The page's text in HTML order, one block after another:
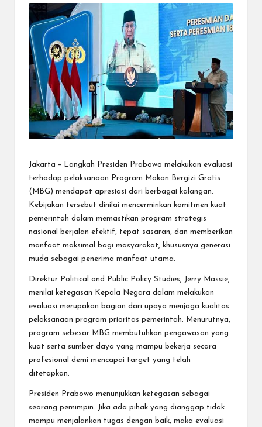
Jakarta – Langkah Presiden Prabowo melakukan evaluasi
terhadap pelaksanaan Program Makan Bergizi Gratis
(MBG) mendapat apresiasi dari berbagai kalangan.
Kebijakan tersebut dinilai mencerminkan komitmen kuat
pemerintah dalam memastikan program strategis
nasional berjalan efektif, tepat sasaran, dan memberikan
manfaat maksimal bagi masyarakat, khususnya generasi
muda sebagai penerima manfaat utama.
Direktur Political and Public Policy Studies, Jerry Massie,
menilai ketegasan Kepala Negara dalam melakukan
evaluasi merupakan bagian dari upaya menjaga kualitas
pelaksanaan program prioritas pemerintah. Menurutnya,
program sebesar MBG membutuhkan pengawasan yang
kuat serta sumber daya yang mampu bekerja secara
profesional demi mencapai target yang telah
ditetapkan.
Presiden Prabowo menunjukkan ketegasan sebagai
seorang pemimpin. Jika ada pihak yang dianggap tidak
mampu menjalankan tugas dengan baik, maka evaluasi